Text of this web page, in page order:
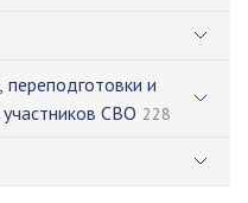
и
СВО 228